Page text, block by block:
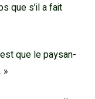
que s’il a fait
que le paysan-
»